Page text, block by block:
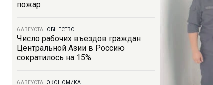
пожар
6 АВГУСТА ОБЩЕСТВО
Число рабочих въездов граждан
Центральной Азии в Россию
сократилось на 15%
6 АВГУСТА ЭКОНОМИКА